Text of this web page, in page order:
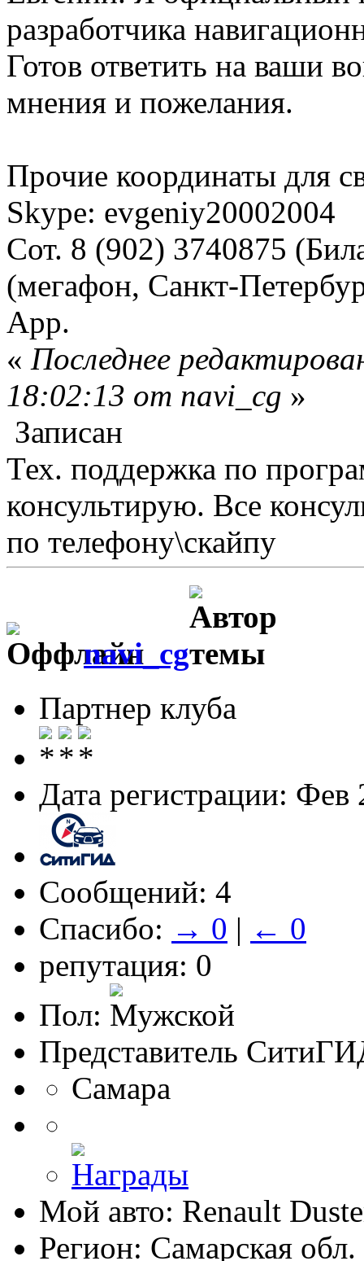
разработчика
Готов ответить на ваши
мнения и пожелания.
Прочие координаты для
Skype: evgeniy20002004
Сот. 8 (902) 3740875
(мегафон, Санкт-
App.
« Последнее
18:02:13 от navi_cg »
Записан
Тех. поддержка по
консультирую. Все
по телефону\скайпу
navi_cg
Партнер клуба
Дата регистрации: Фев
Сообщений: 4
Спасибо: → 0 | ← 0
репутация: 0
Пол:
Представитель
Самара
Мой авто: Renault
Регион: Самарская обл.